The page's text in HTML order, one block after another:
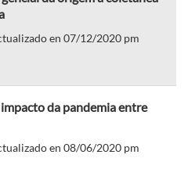
en 07/12/2020 pm
da pandemia entre
en 08/06/2020 pm